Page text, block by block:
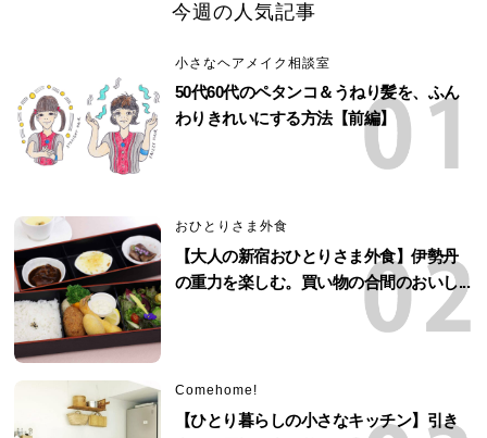
今週の人気記事
小さなヘアメイク相談室
50代60代のペタンコ＆うねり髪を、ふん
わりきれいにする方法【前編】
おひとりさま外食
【大人の新宿おひとりさま外食】伊勢丹
の重力を楽しむ。買い物の合間のおいし...
Comehome!
【ひとり暮らしの小さなキッチン】引き